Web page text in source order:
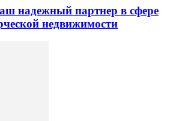
надежный партнер в сфере
недвижимости